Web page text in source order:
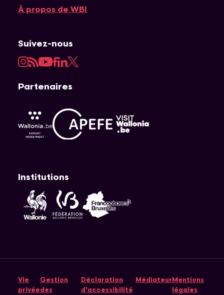
À propos de WBI
Suivez-nous
Instagram
RSSYouTube
Facebook
LinkedIn
Twitter
Partenaires
AWEX
Visit Wallonia
Institutions
Wallonie Fédération Wallonie-Bruxelles
Cocof
Vie
privée
Gestion
des
Déclaration
d'accessibilité
MédiateurMentions
légales